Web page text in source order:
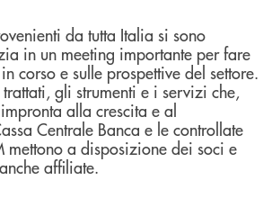
da tutta Italia si sono
in un meeting importante per fare
corso e sulle prospettive del settore.
gli strumenti e i servizi che,
alla crescita e al
Centrale Banca e le controllate
mettono a disposizione dei soci e
affiliate.